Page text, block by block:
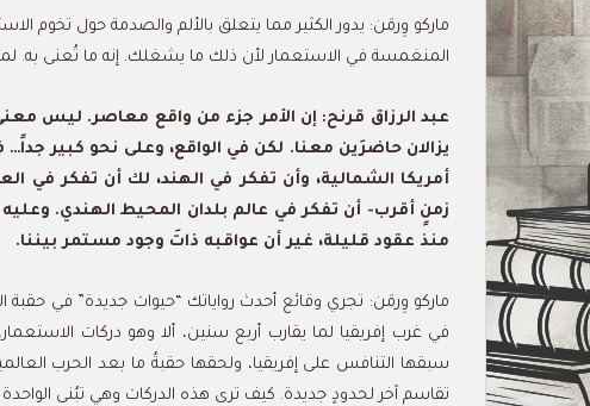
ماركو وِرمَن: يدور الكثير مما يتعلق بالألم والصدمة حول
المنغمسة في الاستعمار لأن ذلك ما يشغلك. إنه ما تُعنى به.
عبد الرزاق قرنح: إن الأمر جزء من واقع معاصر. ليس
يزالان حاضرَين معنا. لكن في الواقع، وعلى نحو كبير
أمريكا الشمالية، وأن تفكر في الهند، لك أن تفكر في
زمنٍ أقرب- أن تفكر في عالم بلدان المحيط الهندي.
منذ عقود قليلة، غير أن عواقبه ذاتَ وجود مستمر بيننا.
ماركو وِرمَن: تجري وقائع أحدث رواياتك “حيوات جديدة” في حقبة
في غرب إفريقيا لما يقارب أربع سنين، ألا وهو دركات
سبقها التنافس على إفريقيا، ولحقها حقبةُ ما بعد الحرب
تقاسم آخر لحدودٍ جديدة. كيف ترى هذه الدركات وهي تبُنى